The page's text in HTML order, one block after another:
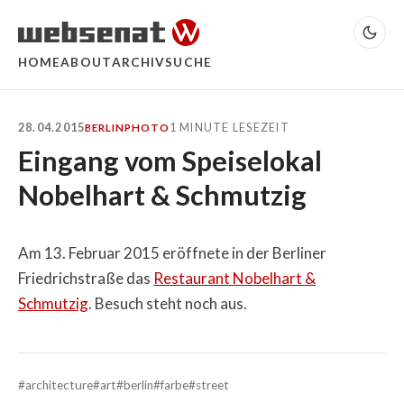
HOMEABOUTARCHIVSUCHE
28.04.2015BERLINPHOTO 1 MINUTE LESEZEIT
Eingang vom Speiselokal
Nobelhart & Schmutzig
Am 13. Februar 2015 eröffnete in der Berliner
Friedrichstraße das Restaurant Nobelhart &
Schmutzig. Besuch steht noch aus.
#architecture#art#berlin#farbe#street